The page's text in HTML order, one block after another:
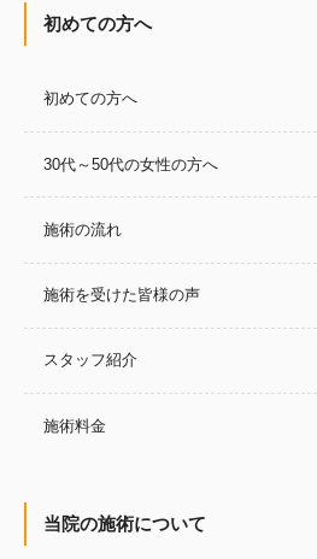
初めての方へ
初めての方へ
30代～50代の女性の方へ
施術の流れ
施術を受けた皆様の声
スタッフ紹介
施術料金
当院の施術について